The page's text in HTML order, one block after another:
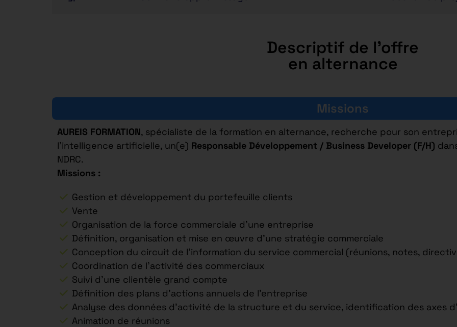
Descriptif de l'offre
en alternance
Missions
AUREIS FORMATION, spécialiste de la formation en alternance, recherche pour son
l’intelligence artificielle, un(e) Responsable Développement / Business Developer (F/H)
NDRC.
Missions :
Gestion et développement du portefeuille clients
Vente
Organisation de la force commerciale d’une entreprise
Définition, organisation et mise en œuvre d’une stratégie commerciale
Conception du circuit de l’information du service commercial (réunions, notes,
Coordination de l’activité des commerciaux
Suivi d’une clientèle grand compte
Définition des plans d’actions annuels de l’entreprise
Analyse des données d’activité de la structure et du service, identification des axes
Animation de réunions